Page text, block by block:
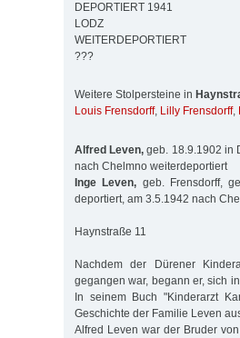
DEPORTIERT 1941
LODZ
WEITERDEPORTIERT
???
Weitere Stolpersteine in
Louis Frensdorff, Lilly Frensdorff,
Alfred Leven, geb. 18.9.1902 in
nach Chelmno weiterdeportiert
Inge Leven, geb. Frensdorff,
deportiert, am 3.5.1942 nach
Haynstraße 11
Nachdem der Dürener
gegangen war, begann er, sich
In seinem Buch "Kinderarzt
Geschichte der Familie Leven
Alfred Leven war der Bruder